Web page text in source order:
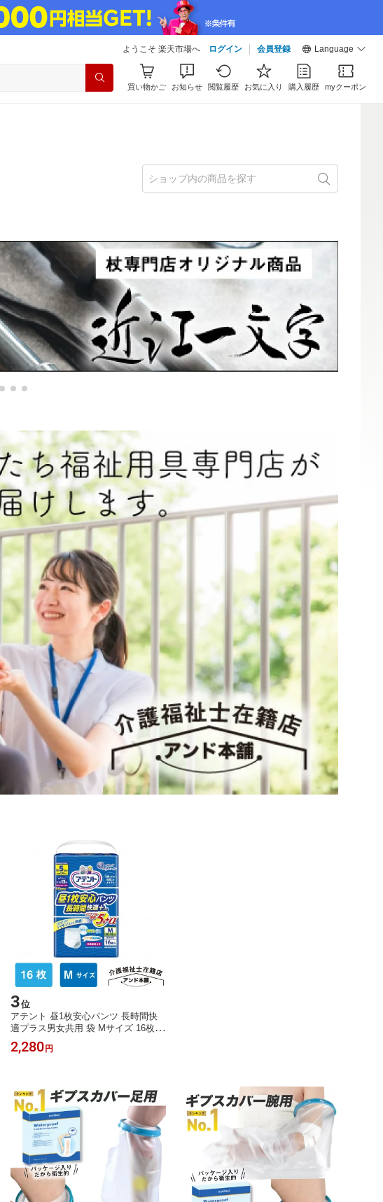
ようこそ 楽天市場へ ログイン 会員登録 Language
買い物かご お知らせ 閲覧履歴 お気に入り 購入履歴 myクーポン
3位
アテント 昼1枚安心パンツ 長時間快
適プラス男女共用 袋 Mサイズ 16枚入
大人用 おむつ オムツ 消臭加工 おし
っこ約5回分 医療費控除対象品
2,280 円